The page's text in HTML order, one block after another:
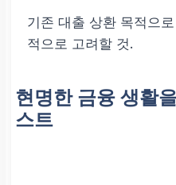
기존 대출 상환 목적으로
적으로 고려할 것.
현명한 금융 생활
스트